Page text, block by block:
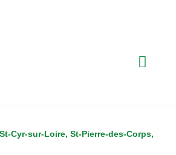
St-Cyr-sur-Loire, St-Pierre-des-Corps,